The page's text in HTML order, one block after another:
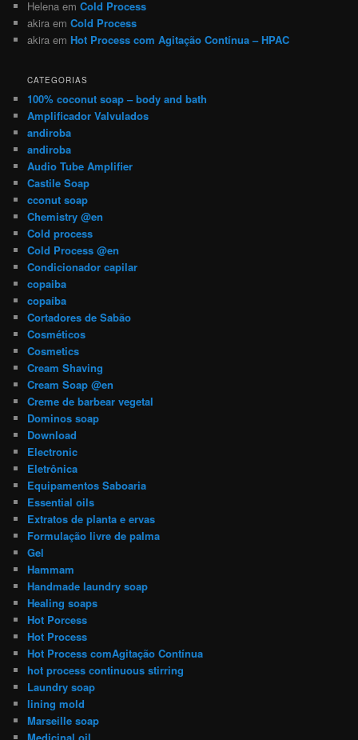
Helena emCold Process
akira emCold Process
akira emHot Process com Agitação Contínua – HPAC
CATEGORIAS
100% coconut soap – body and bath
Amplificador Valvulados
andiroba
andiroba
Audio Tube Amplifier
Castile Soap
cconut soap
Chemistry @en
Cold process
Cold Process @en
Condicionador capilar
copaiba
copaíba
Cortadores de Sabão
Cosméticos
Cosmetics
Cream Shaving
Cream Soap @en
Creme de barbear vegetal
Dominos soap
Download
Electronic
Eletrônica
Equipamentos Saboaria
Essential oils
Extratos de planta e ervas
Formulação livre de palma
Gel
Hammam
Handmade laundry soap
Healing soaps
Hot Porcess
Hot Process
Hot Process comAgitação Contínua
hot process continuous stirring
Laundry soap
lining mold
Marseille soap